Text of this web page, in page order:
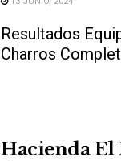
Resultados
Charros
Hacienda El